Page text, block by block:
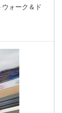
ォーク＆ド